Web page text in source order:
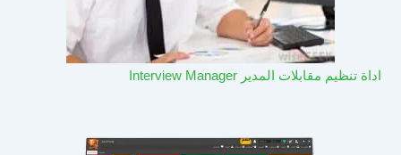
اداة تنظيم مقابلات المدير Interview Manager